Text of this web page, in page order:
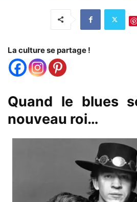
La culture se partage !
Quand le blues
nouveau roi…